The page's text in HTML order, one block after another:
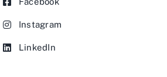
Instagram
LinkedIn